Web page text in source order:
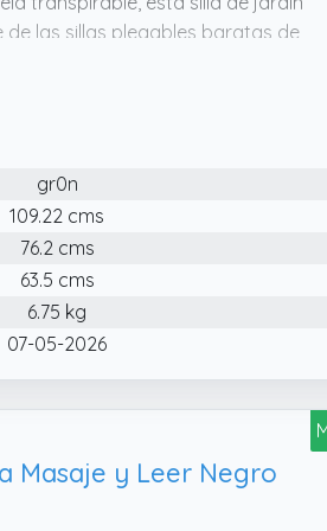
las sillas plegables baratas de
adulto es ligera y compacta,
o sillas terraza exterior. Fácil de
gr0n
109.22 cms
76.2 cms
63.5 cms
6.75 kg
07-05-2026
Masaje y Leer Negro